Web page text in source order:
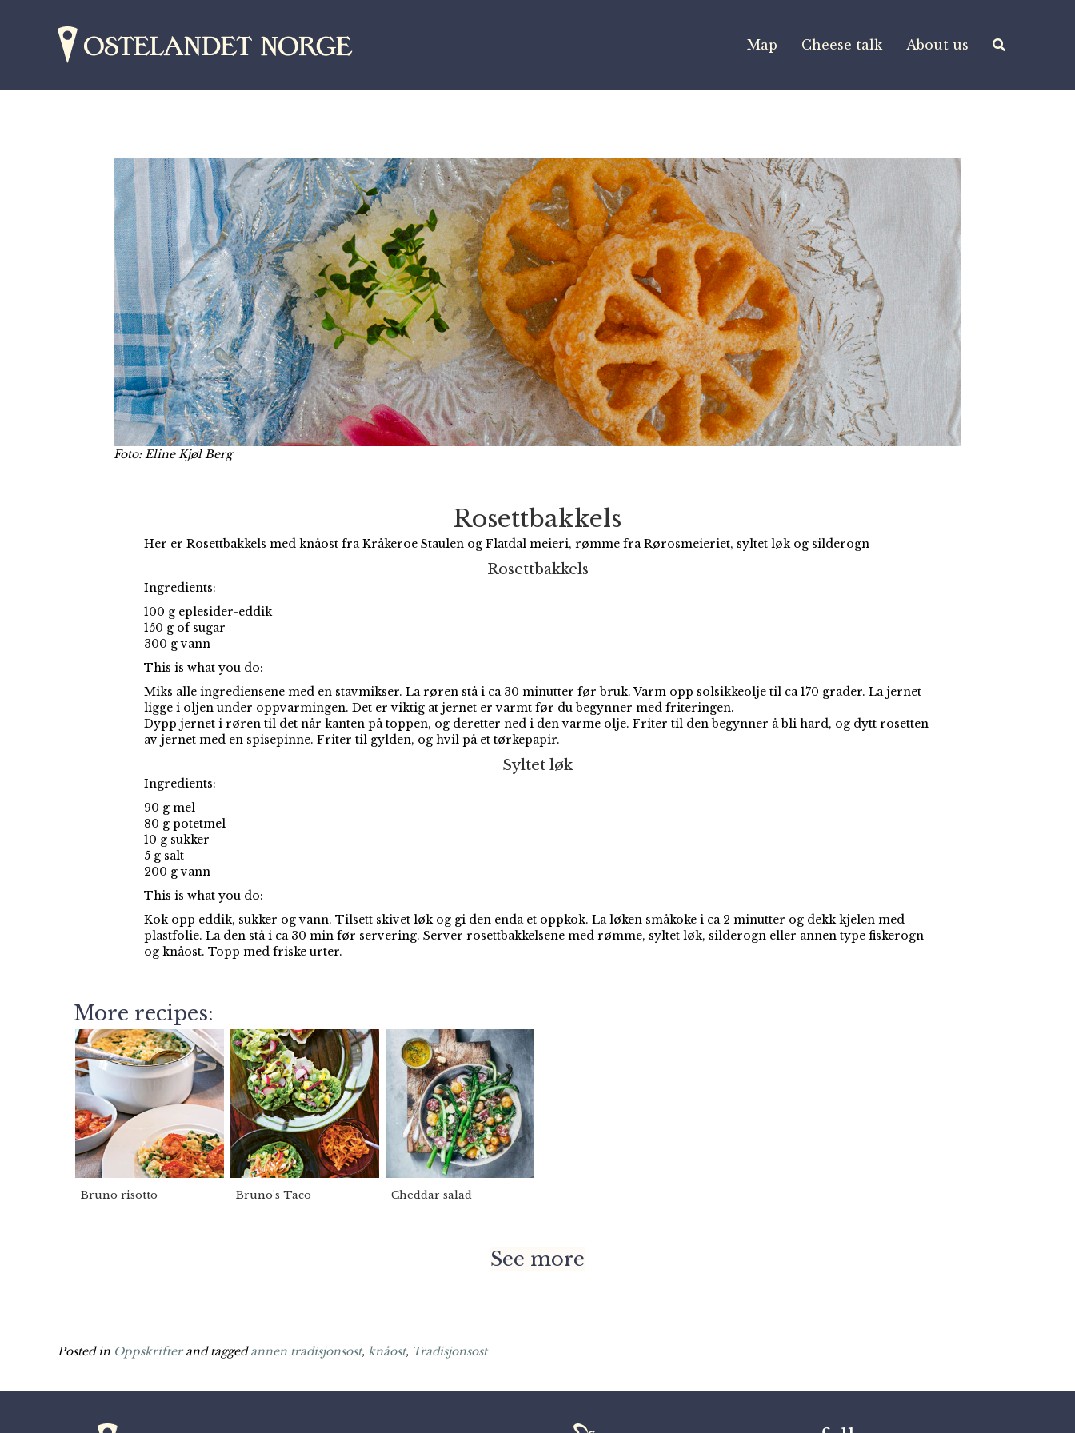
Map Cheese talk About us
Foto: Eline Kjøl Berg
Rosettbakkels
Her er Rosettbakkels med knåost fra Kråkeroe Staulen og Flatdal meieri, rømme fra Rørosmeieriet, syltet løk og silderogn
Rosettbakkels
Ingredients:
100 g eplesider-eddik
150 g of sugar
300 g vann
This is what you do:
Miks alle ingrediensene med en stavmikser. La røren stå i ca 30 minutter før bruk. Varm opp solsikkeolje til ca 170 grader. La jernet
ligge i oljen under oppvarmingen. Det er viktig at jernet er varmt før du begynner med friteringen.
Dypp jernet i røren til det når kanten på toppen, og deretter ned i den varme olje. Friter til den begynner å bli hard, og dytt rosetten
av jernet med en spisepinne. Friter til gylden, og hvil på et tørkepapir.
Syltet løk
Ingredients:
90 g mel
80 g potetmel
10 g sukker
5 g salt
200 g vann
This is what you do:
Kok opp eddik, sukker og vann. Tilsett skivet løk og gi den enda et oppkok. La løken småkoke i ca 2 minutter og dekk kjelen med
plastfolie. La den stå i ca 30 min før servering. Server rosettbakkelsene med rømme, syltet løk, silderogn eller annen type fiskerogn
og knåost. Topp med friske urter.
More recipes:
Bruno risotto Bruno's Taco Cheddar salad
See more
Posted in Oppskrifterand taggedannen tradisjonsost, knåost, Tradisjonsost